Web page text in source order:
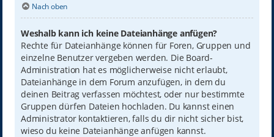
Nach oben
Weshalb kann ich keine Dateianhänge anfügen?
Rechte für Dateianhänge können für Foren, Gruppen und
einzelne Benutzer vergeben werden. Die Board-
Administration hat es möglicherweise nicht erlaubt,
Dateianhänge in dem Forum anzufügen, in dem du
deinen Beitrag verfassen möchtest, oder nur bestimmte
Gruppen dürfen Dateien hochladen. Du kannst einen
Administrator kontaktieren, falls du dir nicht sicher bist,
wieso du keine Dateianhänge anfügen kannst.